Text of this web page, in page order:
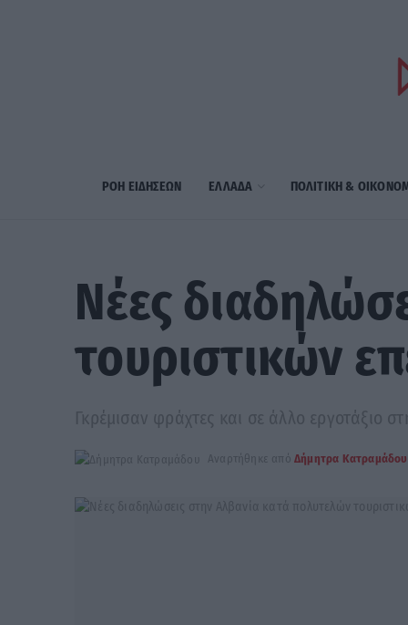
ΡΟΗ ΕΙΔΗΣΕΩΝ ΕΛΛΑΔΑ ΠΟΛΙΤΙΚΗ &
Νέες
τουριστικών
Γκρέμισαν φράχτες και σε άλλο εργοτάξιο
Αναρτήθηκε από Δήμητρα Κατραμάδου